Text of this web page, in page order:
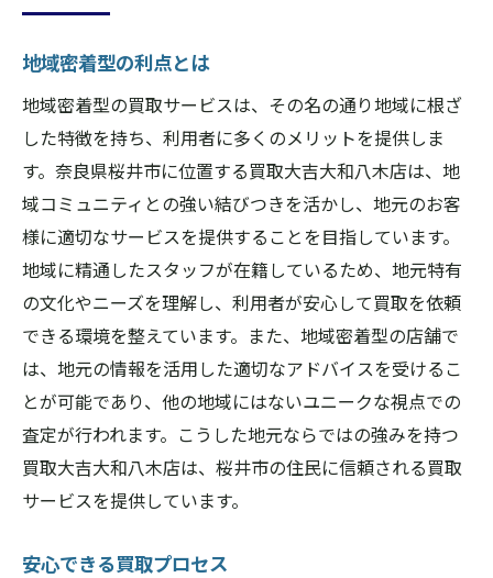
地域密着型の利点とは
地域密着型の買取サービスは、その名の通り地域に根ざ
した特徴を持ち、利用者に多くのメリットを提供しま
す。奈良県桜井市に位置する買取大吉大和八木店は、地
域コミュニティとの強い結びつきを活かし、地元のお客
様に適切なサービスを提供することを目指しています。
地域に精通したスタッフが在籍しているため、地元特有
の文化やニーズを理解し、利用者が安心して買取を依頼
できる環境を整えています。また、地域密着型の店舗で
は、地元の情報を活用した適切なアドバイスを受けるこ
とが可能であり、他の地域にはないユニークな視点での
査定が行われます。こうした地元ならではの強みを持つ
買取大吉大和八木店は、桜井市の住民に信頼される買取
サービスを提供しています。
安心できる買取プロセス